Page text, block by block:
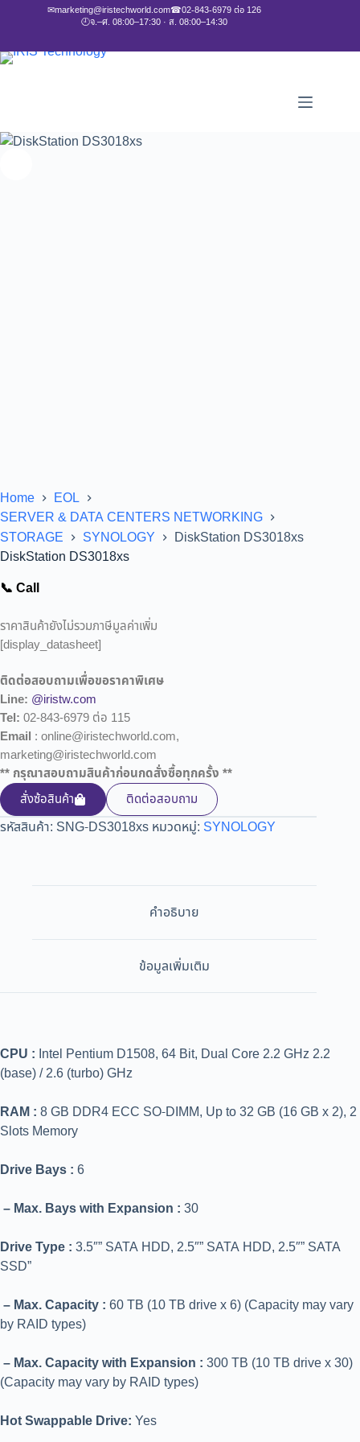
✉marketing@iristechworld.com☎02-843-6979 ต่อ 126
🕘จ.–ศ. 08:00–17:30 · ส. 08:00–14:30
Home
EOL
SERVER & DATA CENTERS NETWORKING
STORAGE
SYNOLOGY
DiskStation DS3018xs
DiskStation DS3018xs
📞 Call
ราคาสินค้ายังไม่รวมภาษีมูลค่าเพิ่ม
[display_datasheet]
ติดต่อสอบถามเพื่อขอราคาพิเศษ
Line: @iristw.com
Tel: 02-843-6979 ต่อ 115
Email : online@iristechworld.com,
marketing@iristechworld.com
** กรุณาสอบถามสินค้าก่อนกดสั่งซื้อทุกครั้ง **
สั่งซ้อสินค้า
ติดต่อสอบถาม
รหัสสินค้า: SNG-DS3018xs หมวดหมู่: SYNOLOGY
คำอธิบาย
ข้อมูลเพิ่มเติม
CPU : Intel Pentium D1508, 64 Bit, Dual Core 2.2 GHz 2.2
(base) / 2.6 (turbo) GHz
RAM : 8 GB DDR4 ECC SO-DIMM, Up to 32 GB (16 GB x 2), 2
Slots Memory
Drive Bays : 6
– Max. Bays with Expansion : 30
Drive Type : 3.5″” SATA HDD, 2.5″” SATA HDD, 2.5″” SATA
SSD”
– Max. Capacity : 60 TB (10 TB drive x 6) (Capacity may vary
by RAID types)
– Max. Capacity with Expansion : 300 TB (10 TB drive x 30)
(Capacity may vary by RAID types)
Hot Swappable Drive: Yes